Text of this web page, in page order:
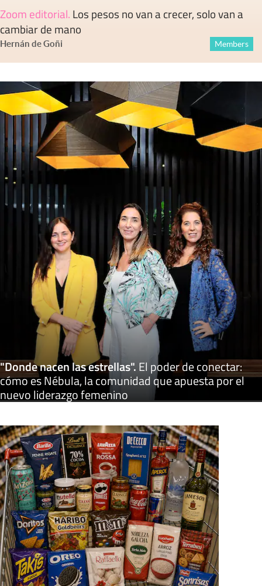
Zoom editorial. Los pesos no van a crecer, solo van a
cambiar de mano
Hernán de Goñi Members
"Donde nacen las estrellas".El poder de conectar:
cómo es Nébula, la comunidad que apuesta por el
nuevo liderazgo femenino